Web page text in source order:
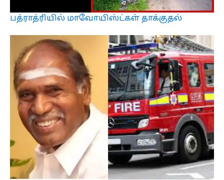
பத்ராத்ரியில் மாவோயிஸ்ட்கள் தாக்குதல்